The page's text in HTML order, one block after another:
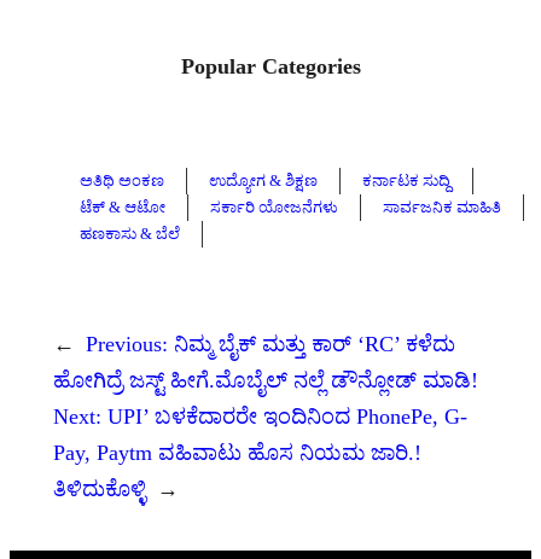
Popular Categories
ಅತಿಥಿ ಅಂಕಣ ಉದ್ಯೋಗ & ಶಿಕ್ಷಣ
ಕರ್ನಾಟಕ ಸುದ್ದಿ
ಟೆಕ್ & ಆಟೋ
ಸರ್ಕಾರಿ ಯೋಜನೆಗಳು
ಸಾರ್ವಜನಿಕ ಮಾಹಿತಿ
ಹಣಕಾಸು & ಬೆಲೆ
← Previous: ನಿಮ್ಮ ಬೈಕ್ ಮತ್ತು ಕಾರ್ ‘RC’ ಕಳೆದು
ಹೋಗಿದ್ರೆ ಜಸ್ಟ್ ಹೀಗೆ.ಮೊಬೈಲ್ ನಲ್ಲೆ ಡೌನ್ಲೋಡ್ ಮಾಡಿ!
Next: UPI’ ಬಳಕೆದಾರರೇ ಇಂದಿನಿಂದ PhonePe, G-
Pay, Paytm ವಹಿವಾಟು ಹೊಸ ನಿಯಮ ಜಾರಿ.!
ತಿಳಿದುಕೊಳ್ಳಿ →